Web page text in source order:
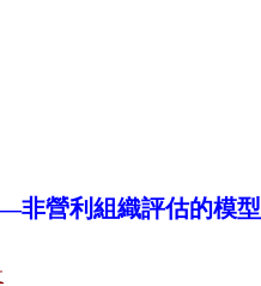
非營利組織評估的模型